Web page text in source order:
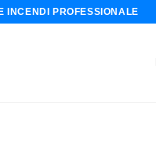
INCENDI PROFESSIONALE